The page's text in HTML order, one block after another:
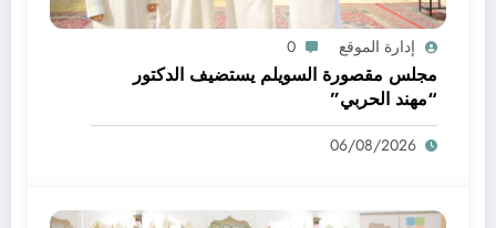
إدارة الموقع 0
مجلس مقصورة السويلم يستضيف الدكتور
“مهند الحربي”
06/08/2026